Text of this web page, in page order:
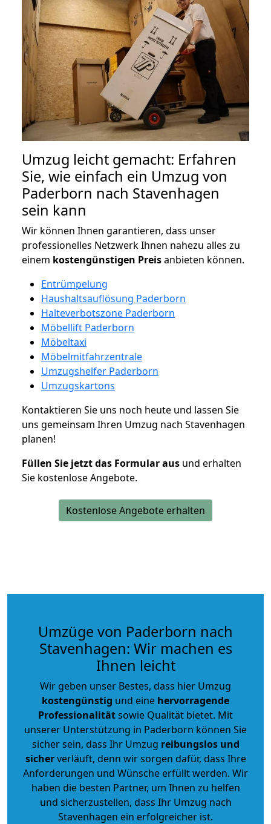
Umzug leicht gemacht: Erfahren
Sie, wie einfach ein Umzug von
Paderborn nach Stavenhagen
sein kann
Wir können Ihnen garantieren, dass unser
professionelles Netzwerk Ihnen nahezu alles zu
einem kostengünstigen Preisanbieten können.
Entrümpelung
Haushaltsauflösung Paderborn
Halteverbotszone Paderborn
Möbellift Paderborn
Möbeltaxi
Möbelmitfahrzentrale
Umzugshelfer Paderborn
Umzugskartons
Kontaktieren Sie uns noch heute und lassen Sie
uns gemeinsam Ihren Umzug nach Stavenhagen
planen!
Füllen Sie jetzt das Formular aus und erhalten
Sie kostenlose Angebote.
Kostenlose Angebote erhalten
Umzüge von Paderborn nach
Stavenhagen: Wir machen es
Ihnen leicht
Wir geben unser Bestes, dass hier Umzug
kostengünstig und eine hervorragende
Professionalitätsowie Qualität bietet. Mit
unserer Unterstützung in Paderborn können Sie
sicher sein, dass Ihr Umzug reibungslos und
sicherverläuft, denn wir sorgen dafür, dass Ihre
Anforderungen und Wünsche erfüllt werden. Wir
haben die besten Partner, um Ihnen zu helfen
und sicherzustellen, dass Ihr Umzug nach
Stavenhagen ein erfolgreicher ist.